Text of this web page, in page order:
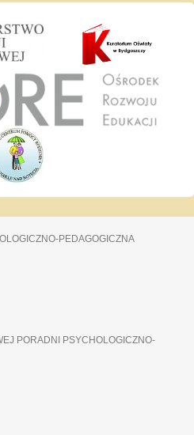
PEDAGOGICZNA
PORADNI PSYCHOLOGICZNO-